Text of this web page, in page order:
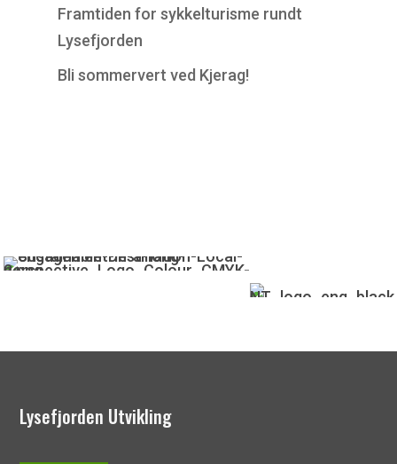
Framtiden for sykkelturisme rundt
Lysefjorden
Bli sommervert ved Kjerag!
Lysefjorden Utvikling